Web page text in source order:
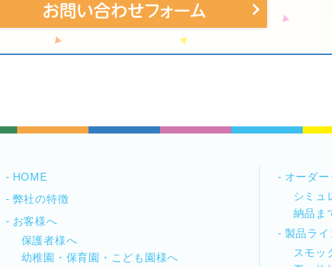
HOME
弊社の特徴
お客様へ
保護者様へ
幼稚園・保育園・こども園様へ
オーダ
シミュ
納品ま
製品ラ
スモッ